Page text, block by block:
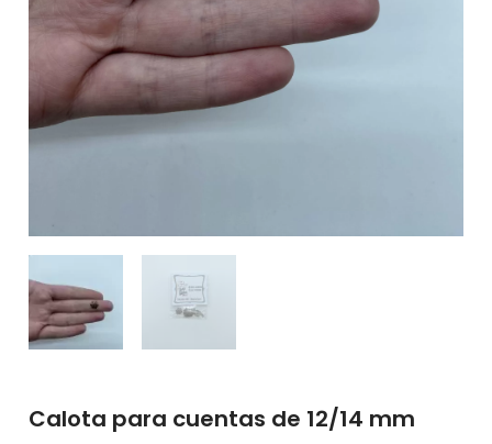
Calota para cuentas de 12/14 mm